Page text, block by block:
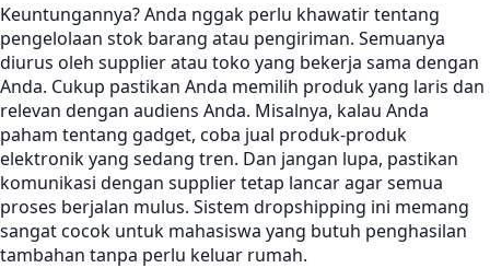
Keuntungannya? Anda nggak perlu khawatir tentang
pengelolaan stok barang atau pengiriman. Semuanya
diurus oleh supplier atau toko yang bekerja sama dengan
Anda. Cukup pastikan Anda memilih produk yang laris dan
relevan dengan audiens Anda. Misalnya, kalau Anda
paham tentang gadget, coba jual produk-produk
elektronik yang sedang tren. Dan jangan lupa, pastikan
komunikasi dengan supplier tetap lancar agar semua
proses berjalan mulus. Sistem dropshipping ini memang
sangat cocok untuk mahasiswa yang butuh penghasilan
tambahan tanpa perlu keluar rumah.